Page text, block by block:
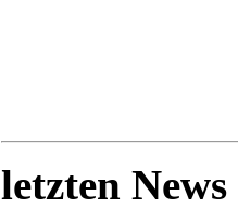
letzten News